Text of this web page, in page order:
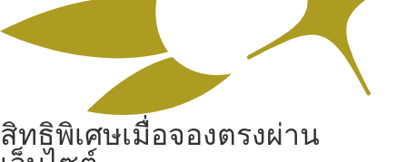
สิทธิพิเศษเมื่อจองตรงผ่าน